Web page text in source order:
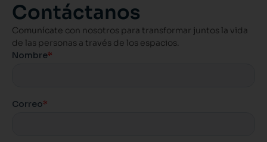
Contáctanos
Comunícate con nosotros para transformar juntos la vida
de las personas a través de los espacios.